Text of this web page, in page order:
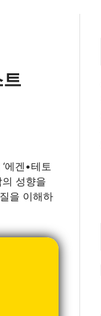
에겐•테토
성향을
을 이해하